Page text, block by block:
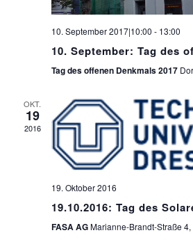
10. September 2017|10:00 - 13:00
10. September: Tag des
Tag des offenen Denkmals 2017
OKT.
19
2016
19. Oktober 2016
19.10.2016: Tag des
FASA AGMarianne-Brandt-Straße